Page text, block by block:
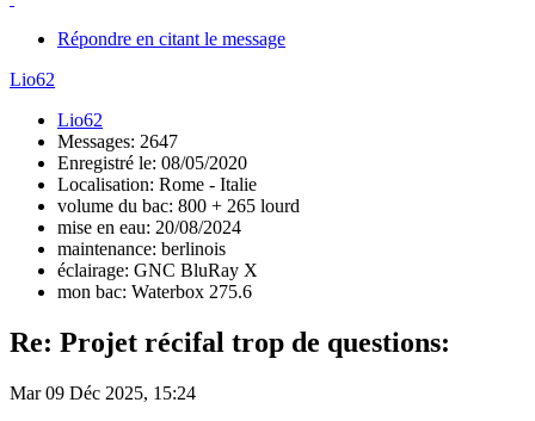
Répondre en citant le message
Lio62
Lio62
Messages: 2647
Enregistré le: 08/05/2020
Localisation: Rome - Italie
volume du bac: 800 + 265 lourd
mise en eau: 20/08/2024
maintenance: berlinois
éclairage: GNC BluRay X
mon bac: Waterbox 275.6
Re: Projet récifal trop de questions:
Mar 09 Déc 2025, 15:24